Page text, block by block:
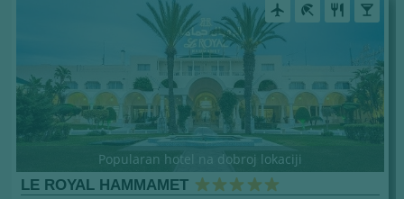
airplanemode_active beach_access restaurant local_bar
Popularan hotel na dobroj lokaciji
LE ROYAL HAMMAMET